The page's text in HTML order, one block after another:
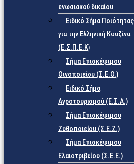
ενωσιακού δικαίου
Ειδικό Σήμα Ποιότητας
για την Ελληνική Κουζίνα
(Ε.Σ.Π.Ε.Κ)
Σήμα Επισκέψιμου
Οινοποιείου (Σ.Ε.Ο.)
Ειδικό Σήμα
Αγροτουρισμού (Ε.Σ.Α.)
Σήμα Επισκέψιμου
Ζυθοποιείου (Σ.Ε.Ζ.)
Σήμα Επισκέψιμου
Ελαιοτριβείου (Σ.Ε.Ε.)